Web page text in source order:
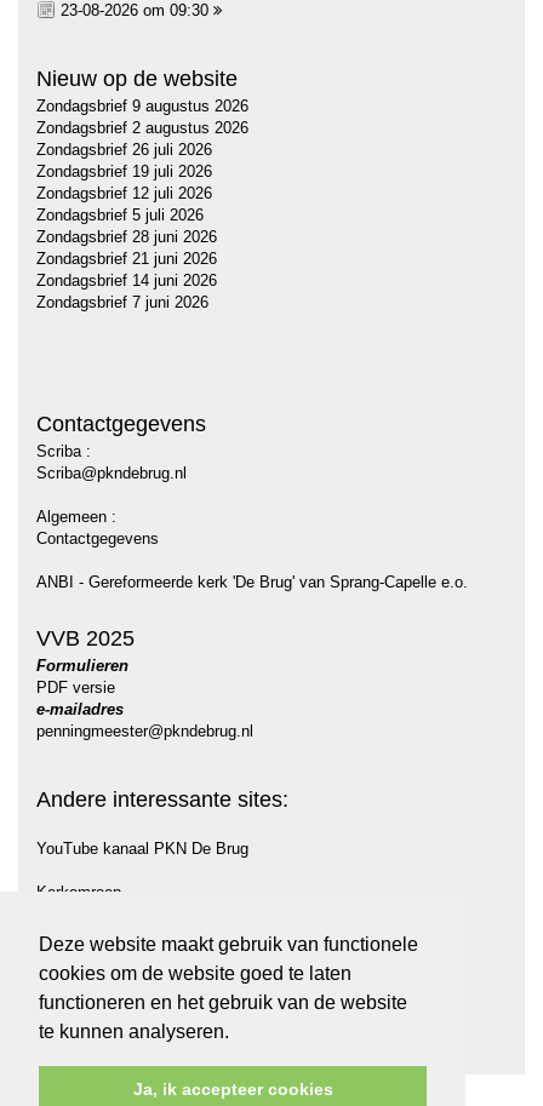
Deze website maakt gebruik van functionele
cookies om de website goed te laten
functioneren en het gebruik van de website
te kunnen analyseren.
Ja, ik accepteer cookies
23-08-2026 om 09:30
Nieuw op de website
Zondagsbrief 9 augustus 2026
Zondagsbrief 2 augustus 2026
Zondagsbrief 26 juli 2026
Zondagsbrief 19 juli 2026
Zondagsbrief 12 juli 2026
Zondagsbrief 5 juli 2026
Zondagsbrief 28 juni 2026
Zondagsbrief 21 juni 2026
Zondagsbrief 14 juni 2026
Zondagsbrief 7 juni 2026
Contactgegevens
Scriba :
Scriba@pkndebrug.nl
Algemeen :
Contactgegevens
ANBI - Gereformeerde kerk 'De Brug' van Sprang-Capelle e.o.
VVB 2025
Formulieren
PDF versie
e-mailadres
penningmeester@pkndebrug.nl
Andere interessante sites:
YouTube kanaal PKN De Brug
Kerkomroep
Protestantse Gemeente Midden Langstraat (PGML)
PKN
Kerkinactie